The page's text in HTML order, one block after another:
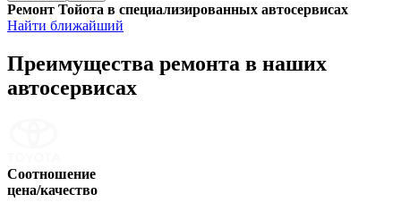
Ремонт Тойота в специализированных автосервисах
Найти ближайший
Преимущества ремонта в наших
автосервисах
Соотношение
цена/качество